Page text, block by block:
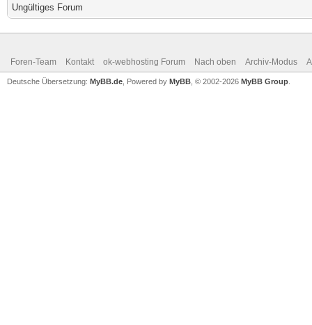
Ungültiges Forum
Foren-Team Kontakt ok-webhosting Forum Nach oben Archiv-Modus
Deutsche Übersetzung: MyBB.de , Powered by MyBB , © 2002-2026 MyBB Group